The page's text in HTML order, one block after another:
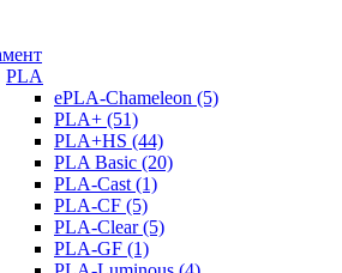
PLA
ePLA-Chameleon (5)
PLA+ (51)
PLA+HS (44)
PLA Basic (20)
PLA-Cast (1)
PLA-CF (5)
PLA-Clear (5)
PLA-GF (1)